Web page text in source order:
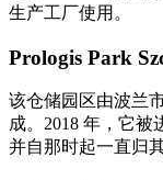
生产工厂使用。
Prologis Park
该仓储园区由波兰
成。2018 年，它被
并自那时起一直归